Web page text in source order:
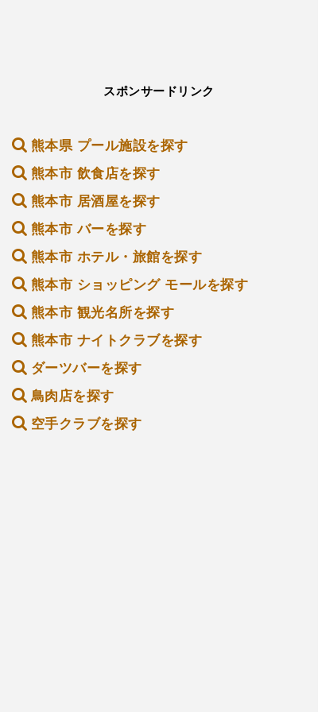
スポンサードリンク
熊本県 プール施設を探す
熊本市 飲食店を探す
熊本市 居酒屋を探す
熊本市 バーを探す
熊本市 ホテル・旅館を探す
熊本市 ショッピング モールを探す
熊本市 観光名所を探す
熊本市 ナイトクラブを探す
ダーツバーを探す
鳥肉店を探す
空手クラブを探す